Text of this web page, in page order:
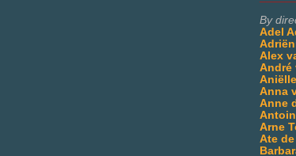
By
Adel
Alex
André
Anna
Anne
Arne
Ate